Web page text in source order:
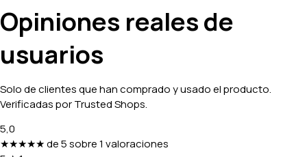
Opiniones reales de
usuarios
Solo de clientes que han comprado y usado el producto.
Verificadas por Trusted Shops.
5,0
★★★★★de 5 sobre 1 valoraciones